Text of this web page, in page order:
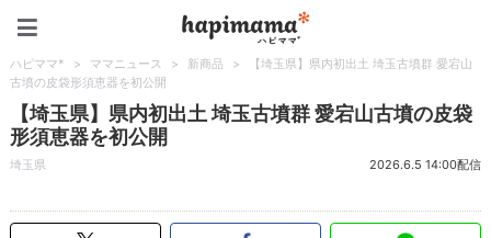
ハピママ* > ママニュース > 新商品 >
【埼玉県】県内初出土 埼玉古墳群 愛宕山
古墳の皮袋形須恵器を初公開
【埼玉県】県内初出土 埼玉古墳群 愛宕山古墳の皮袋
形須恵器を初公開
埼玉県 2026.6.5 14:00配信